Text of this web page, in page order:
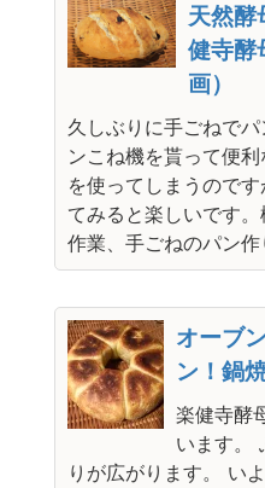
天然
健寺酵
画）
久しぶりに手ごねで
ンこね機を貰って便
を使ってしまうので
てみると楽しいです
作業、手ごねのパン
オーブ
ン！鍋
楽健寺酵
います。
りが広がります。 い